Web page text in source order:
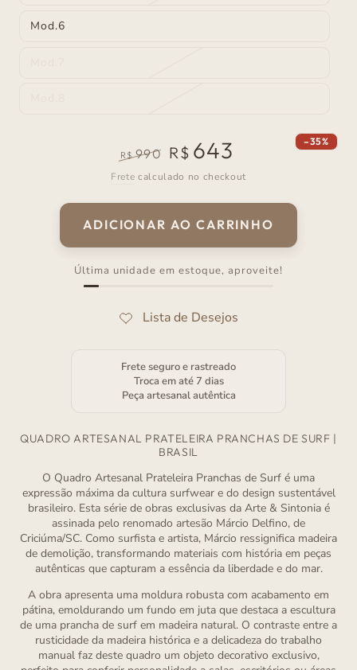
indisponível
Mod.6
Variante
Preço
R$ 990
Preço
venda
R$ 643 –35%
Frete calculado no checkout
ADICIONAR AO CARRINHO
Última unidade em estoque, aproveite!
Frete seguro e rastreado
Troca em até 7 dias
Peça artesanal autêntica
QUADRO ARTESANAL PRATELEIRA PRANCHAS DE SURF |
BRASIL
O Quadro Artesanal Prateleira Pranchas de Surf é uma
expressão máxima da cultura surfwear e do design sustentável
brasileiro. Esta série de obras exclusivas da Arte & Sintonia é
assinada pelo renomado artesão Márcio Delfino, de
Criciúma/SC. Como surfista e artista, Márcio ressignifica madeira
de demolição, transformando materiais com história em peças
autênticas que capturam a essência da liberdade e do mar.
A obra apresenta uma moldura robusta com acabamento em
pátina, emoldurando um fundo em juta que destaca a escultura
de uma prancha de surf em madeira natural. O contraste entre a
rusticidade da madeira histórica e a delicadeza do trabalho
manual faz deste quadro um objeto decorativo exclusivo,